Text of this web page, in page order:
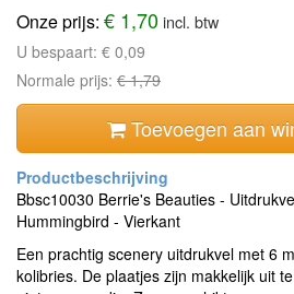
Onze prijs: € 1,70incl. btw
U bespaart: € 0,09
Normale prijs: € 1,79
Toevoegen aan
Bbsc10030 Berrie's Beauties -
Hummingbird - Vierkant
Een prachtig scenery uitdrukvel met 6
kolibries. De plaatjes zijn makkelijk uit